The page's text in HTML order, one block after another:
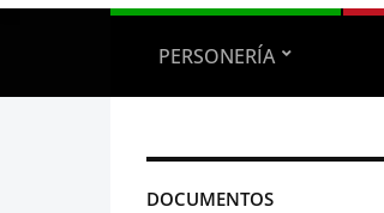
PERSONERÍA
DOCUMENTOS